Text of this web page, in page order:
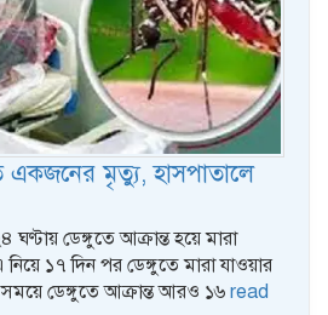
একজনের মৃত্যু, হাসপাতালে
ডেঙ্গুতে আক্রান্ত হয়ে মারা
১৭ দিন পর ডেঙ্গুতে মারা যাওয়ার
ডেঙ্গুতে আক্রান্ত আরও ১৬ read